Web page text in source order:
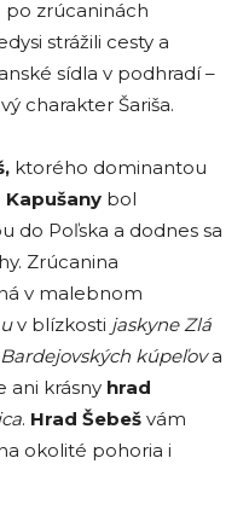
po zrúcaninách
strážili cesty a
sídla v podhradí –
charakter Šariša.
ktorého dominantou
Kapušany bol
do Poľska a dodnes sa
Zrúcanina
v malebnom
v blízkosti jaskyne Zlá
kúpeľova
ani krásny hrad
. Hrad Šebeš vám
okolité pohoria i